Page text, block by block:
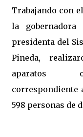
Trabajando con
la
presidenta del
Pineda,
aparatos
correspondiente
598 personas de